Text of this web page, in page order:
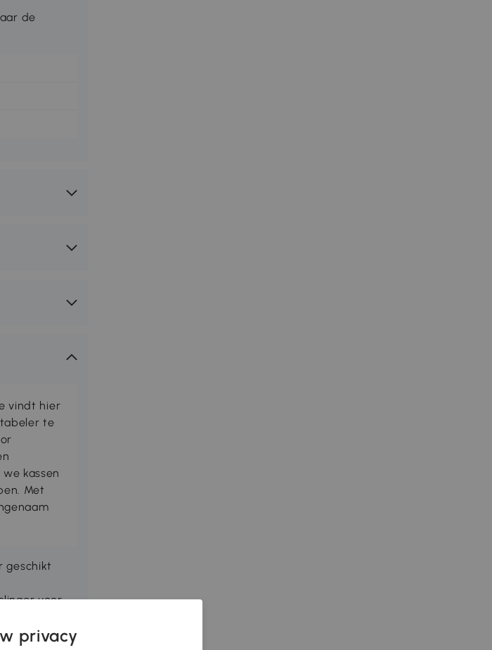
de
vindt hier
te
kassen
Met
geschikt
voor
aan
privacy